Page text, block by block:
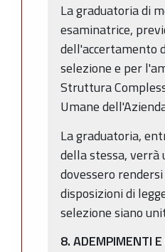
La graduatoria di
esaminatrice,
dell'accertamento
selezione e per
Struttura
Umane
La graduatoria,
della stessa,
dovessero
disposizioni di
selezione siano
8. ADEMPIMENTI